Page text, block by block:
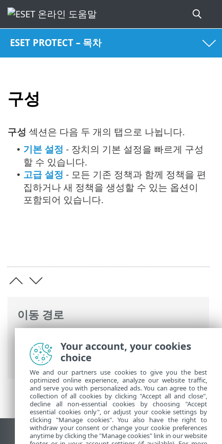
ESET PROTECT – 목차
구성
이동 경로
ESET PROTECT 사용>ESET PROTECT 기본
메뉴> 구성
구성 섹션은 다음 두 개의 탭으로 나뉩니다.
• 기본 설정 - 장치의 기본 설정을 빠르게 구성
할 수 있습니다.
• 고급 설정 - 모든 기존 정책과 함께 정책을 편
집하거나 새 정책을 생성할 수 있는 옵션이
포함되어 있습니다.
데스크톱 사이트 보기
Your account, your cookies
choice
We and our partners use cookies to give you the best
optimized online experience, analyze our website traffic,
and serve you with personalized ads. You can agree to the
collection of all cookies by clicking "Accept all and close",
decline all non-essential cookies by choosing "Accept
essential cookies only", or adjust your cookie settings by
clicking "Manage cookies". You also have the right to
withdraw your consent or change your cookie preferences
anytime by clicking the "Manage cookies" link in our website